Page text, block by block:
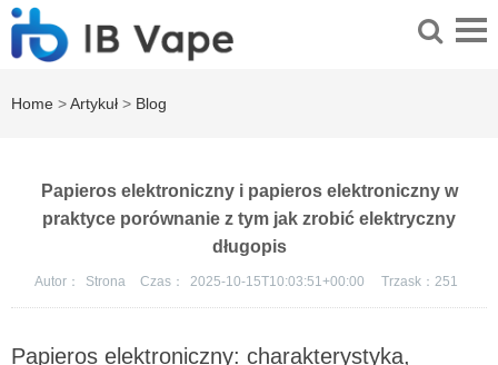
Home >Artykuł > Blog
Papieros elektroniczny i papieros elektroniczny w
praktyce porównanie z tym jak zrobić elektryczny
długopis
Autor： Strona Czas： 2025-10-15T10:03:51+00:00 Trzask： 251
Papieros elektroniczny: charakterystyka,